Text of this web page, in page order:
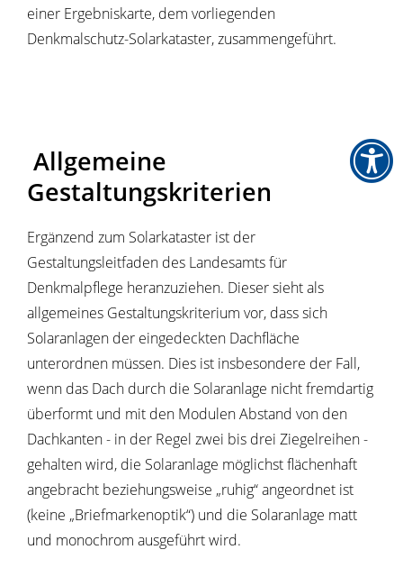
einer Ergebniskarte, dem vorliegenden
Denkmalschutz-Solarkataster, zusammengeführt.
Allgemeine
Gestaltungskriterien
Ergänzend zum Solarkataster ist der
Gestaltungsleitfaden des Landesamts für
Denkmalpflege heranzuziehen. Dieser sieht als
allgemeines Gestaltungskriterium vor, dass sich
Solaranlagen der eingedeckten Dachfläche
unterordnen müssen. Dies ist insbesondere der Fall,
wenn das Dach durch die Solaranlage nicht fremdartig
überformt und mit den Modulen Abstand von den
Dachkanten - in der Regel zwei bis drei Ziegelreihen -
gehalten wird, die Solaranlage möglichst flächenhaft
angebracht beziehungsweise „ruhig“ angeordnet ist
(keine „Briefmarkenoptik“) und die Solaranlage matt
und monochrom ausgeführt wird.